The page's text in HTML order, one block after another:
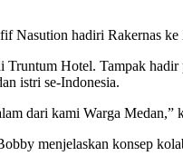
Nasution hadiri Rakernas
Truntum Hotel. Tampak
istri se-Indonesia.
dari kami Warga Medan,”
menjelaskan konsep